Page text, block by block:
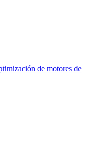
de motores de